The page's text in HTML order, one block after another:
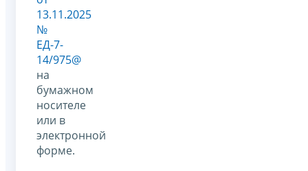
13.11.2025
№
ЕД-7-
14/975@
на
бумажном
носителе
или в
электронной
форме.